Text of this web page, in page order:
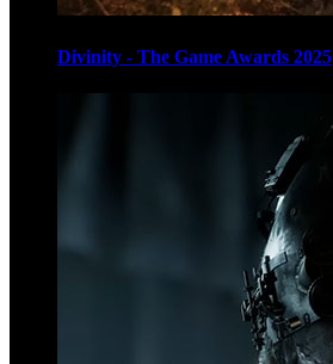
Divinity - The Game Awards 2025